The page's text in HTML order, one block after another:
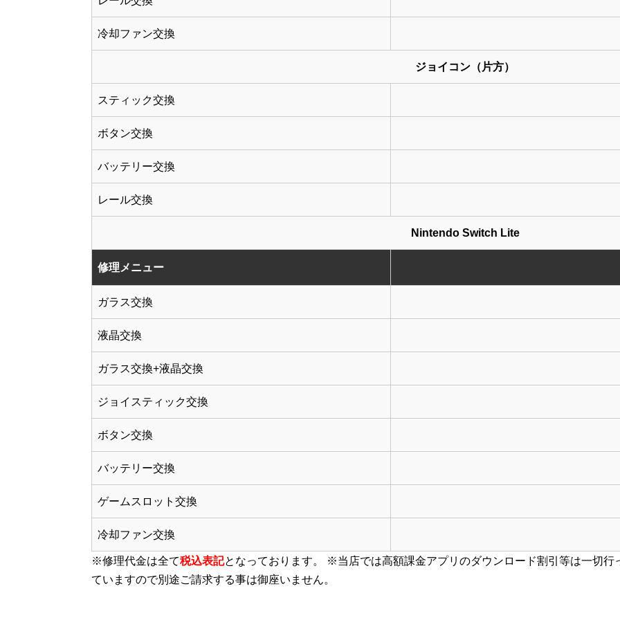
冷却ファン交換
ジョイコン（片方）
スティック交換
ボタン交換
バッテリー交換
レール交換
Nintendo Switch Lite
修理メニュー
ガラス交換
液晶交換
ガラス交換+液晶交換
ジョイスティック交換
ボタン交換
バッテリー交換
ゲームスロット交換
冷却ファン交換
※修理代金は全て税込表記となっております。 ※当店では高額課金アプリのダウンロード割引等は一切行
ていますので別途ご請求する事は御座いません。